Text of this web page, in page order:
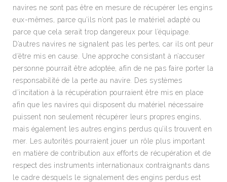
navires ne sont pas être en mesure de récupérer les engins
eux-mêmes, parce qu’ils n’ont pas le matériel adapté ou
parce que cela serait trop dangereux pour l’équipage.
D’autres navires ne signalent pas les pertes, car ils ont peur
d’être mis en cause. Une approche consistant à n’accuser
personne pourrait être adoptée, afin de ne pas faire porter la
responsabilité de la perte au navire. Des systèmes
d’incitation à la récupération pourraient être mis en place
afin que les navires qui disposent du matériel nécessaire
puissent non seulement récupérer leurs propres engins,
mais également les autres engins perdus qu’ils trouvent en
mer. Les autorités pourraient jouer un rôle plus important
en matière de contribution aux efforts de récupération et de
respect des instruments internationaux contraignants dans
le cadre desquels le signalement des engins perdus est